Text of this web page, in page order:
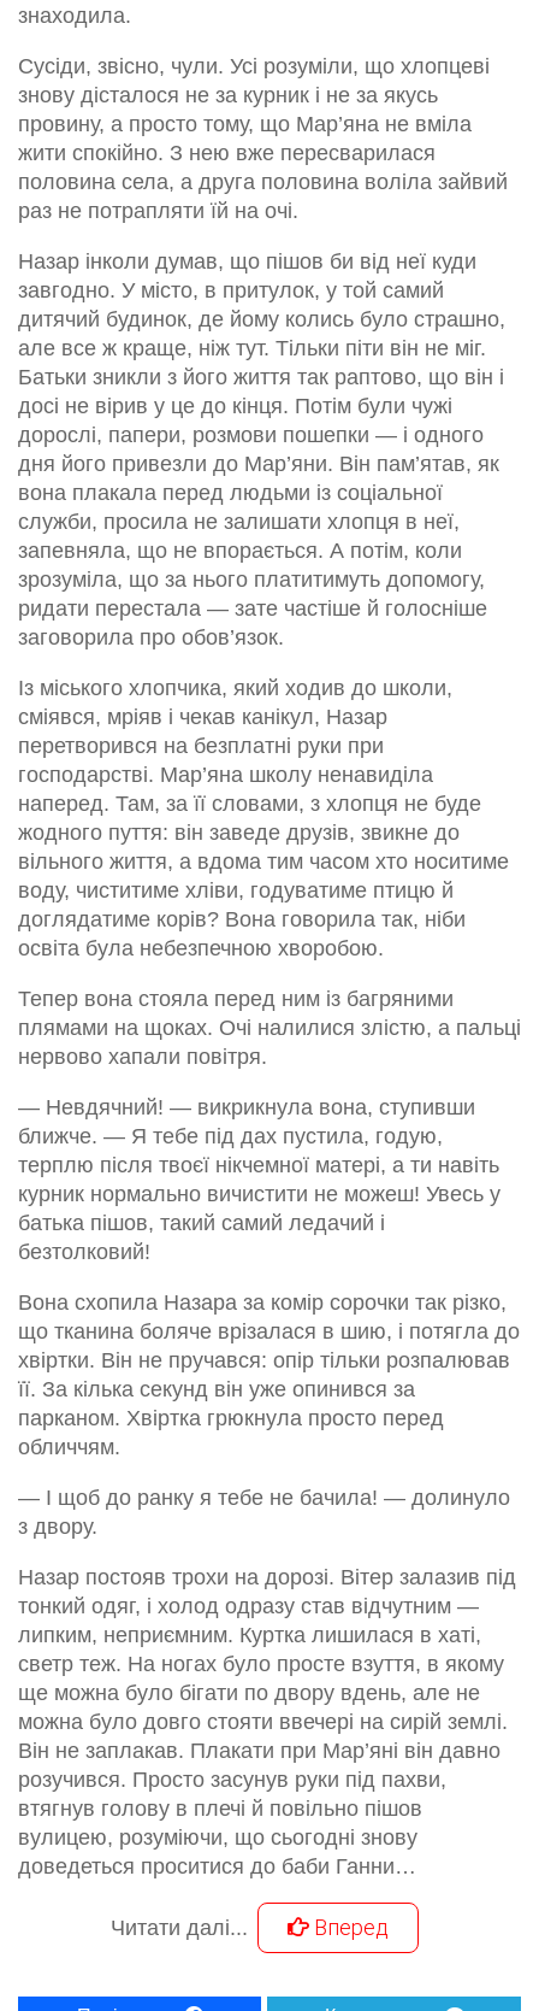
знаходила.
Сусіди, звісно, чули. Усі розуміли, що хлопцеві
знову дісталося не за курник і не за якусь
провину, а просто тому, що Мар’яна не вміла
жити спокійно. З нею вже пересварилася
половина села, а друга половина воліла зайвий
раз не потрапляти їй на очі.
Назар інколи думав, що пішов би від неї куди
завгодно. У місто, в притулок, у той самий
дитячий будинок, де йому колись було страшно,
але все ж краще, ніж тут. Тільки піти він не міг.
Батьки зникли з його життя так раптово, що він і
досі не вірив у це до кінця. Потім були чужі
дорослі, папери, розмови пошепки — і одного
дня його привезли до Мар’яни. Він пам’ятав, як
вона плакала перед людьми із соціальної
служби, просила не залишати хлопця в неї,
запевняла, що не впорається. А потім, коли
зрозуміла, що за нього платитимуть допомогу,
ридати перестала — зате частіше й голосніше
заговорила про обов’язок.
Із міського хлопчика, який ходив до школи,
сміявся, мріяв і чекав канікул, Назар
перетворився на безплатні руки при
господарстві. Мар’яна школу ненавиділа
наперед. Там, за її словами, з хлопця не буде
жодного пуття: він заведе друзів, звикне до
вільного життя, а вдома тим часом хто носитиме
воду, чиститиме хліви, годуватиме птицю й
доглядатиме корів? Вона говорила так, ніби
освіта була небезпечною хворобою.
Тепер вона стояла перед ним із багряними
плямами на щоках. Очі налилися злістю, а пальці
нервово хапали повітря.
— Невдячний! — викрикнула вона, ступивши
ближче. — Я тебе під дах пустила, годую,
терплю після твоєї нікчемної матері, а ти навіть
курник нормально вичистити не можеш! Увесь у
батька пішов, такий самий ледачий і
безтолковий!
Вона схопила Назара за комір сорочки так різко,
що тканина боляче врізалася в шию, і потягла до
хвіртки. Він не пручався: опір тільки розпалював
її. За кілька секунд він уже опинився за
парканом. Хвіртка грюкнула просто перед
обличчям.
— І щоб до ранку я тебе не бачила! — долинуло
з двору.
Назар постояв трохи на дорозі. Вітер залазив під
тонкий одяг, і холод одразу став відчутним —
липким, неприємним. Куртка лишилася в хаті,
светр теж. На ногах було просте взуття, в якому
ще можна було бігати по двору вдень, але не
можна було довго стояти ввечері на сирій землі.
Він не заплакав. Плакати при Мар’яні він давно
розучився. Просто засунув руки під пахви,
втягнув голову в плечі й повільно пішов
вулицею, розуміючи, що сьогодні знову
доведеться проситися до баби Ганни…
Читати далі... Вперед